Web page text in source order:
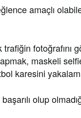
amaçlı
trafiğin fotoğrafını
maskeli
karesini
olup